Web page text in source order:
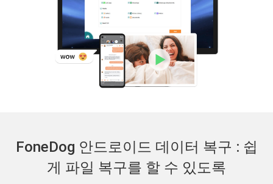
FoneDog 안드로이드 데이터 복구 : 쉽
게 파일 복구를 할 수 있도록